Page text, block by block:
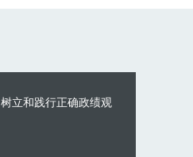
树立和践行正确政绩观